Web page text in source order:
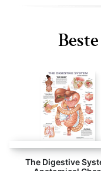
The Digestive